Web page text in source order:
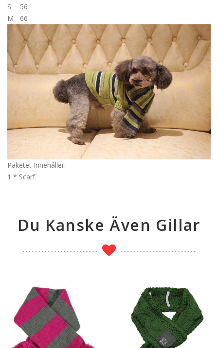
S
56
M
66
Paketet Innehåller:
1 * Scarf
Du Kanske Även Gillar